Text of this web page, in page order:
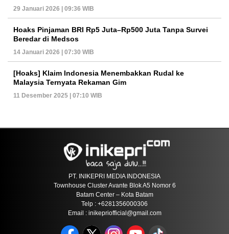
29 Januari 2026 | 09:36 WIB
Hoaks Pinjaman BRI Rp5 Juta–Rp500 Juta Tanpa Survei
Beredar di Medsos
14 Januari 2026 | 07:30 WIB
[Hoaks] Klaim Indonesia Menembakkan Rudal ke
Malaysia Ternyata Rekaman Gim
11 Desember 2025 | 07:10 WIB
PT. INIKEPRI MEDIA INDONESIA
Townhouse Cluster Avante Blok A5 Nomor 6
Batam Center – Kota Batam
Telp : +6281356000306
Email : inikepriofficial@gmail.com